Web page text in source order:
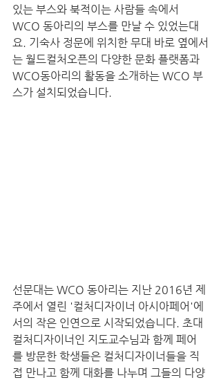
있는 부스와 북적이는 사람들 속에서
WCO 동아리의 부스를 만날 수 있었는대
요. 기숙사 정문에 위치한 무대 바로 옆에서
는 월드컬처오픈의 다양한 문화 플랫폼과
WCO동아리의 활동을 소개하는 WCO 부
스가 설치되었습니다.
선문대는 WCO 동아리는 지난 2016년 제
주에서 열린 '컬처디자이너 아시아페어'에
서의 작은 인연으로 시작되었습니다. 초대
컬처디자이너인 지도교수님과 함께 페어
를 방문한 학생들은 컬처디자이너들을 직
접 만나고 함께 대화를 나누며 그들의 다양